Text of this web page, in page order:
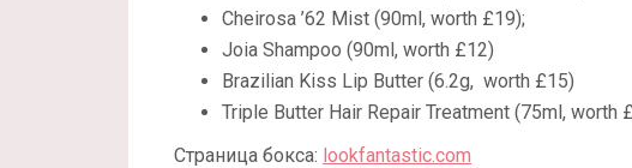
Cheirosa ’62 Mist (90ml, worth £19);
Joia Shampoo (90ml, worth £12)
Brazilian Kiss Lip Butter (6.2g, worth £15)
Triple Butter Hair Repair Treatment (75ml, worth
Страница бокса: lookfantastic.com